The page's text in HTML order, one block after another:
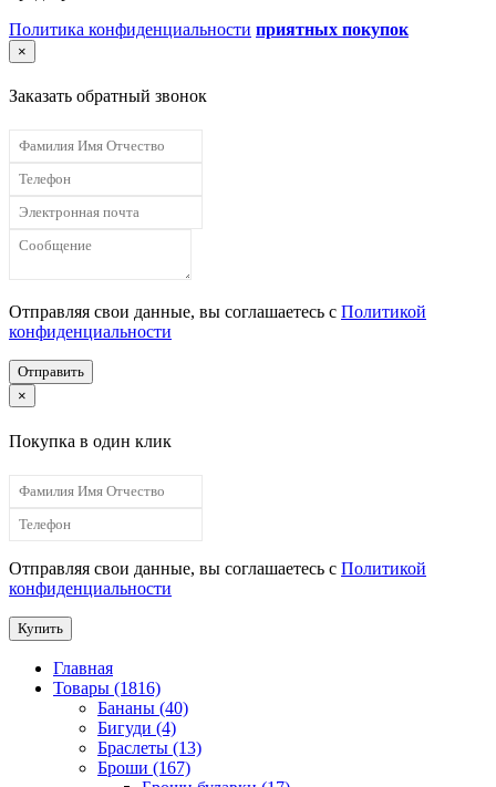
Политика конфиденциальности приятных покупок
×
Заказать обратный звонок
Отправляя свои данные, вы соглашаетесь с Политикой
конфиденциальности
Отправить
×
Покупка в один клик
Отправляя свои данные, вы соглашаетесь с Политикой
конфиденциальности
Купить
Главная
Товары (1816)
Бананы (40)
Бигуди (4)
Браслеты (13)
Броши (167)